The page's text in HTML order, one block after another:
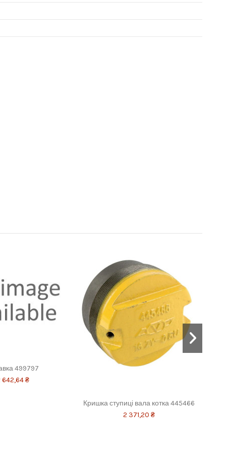
499797
642,64 ₴
Кришка ступиці вала котка 445466
2 371,20 ₴